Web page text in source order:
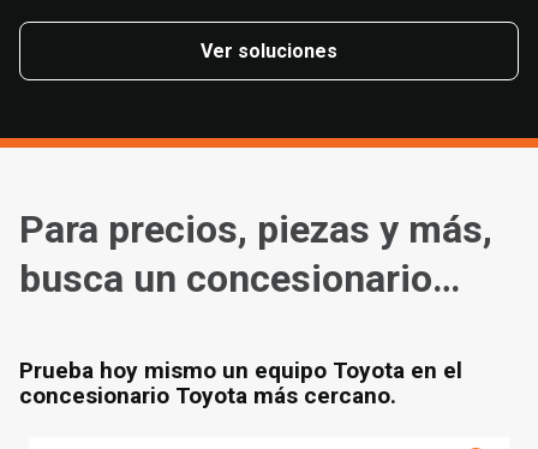
Ver soluciones
Para precios, piezas y más,
busca un concesionario
Prueba hoy mismo un equipo Toyota en el
concesionario Toyota más cercano.